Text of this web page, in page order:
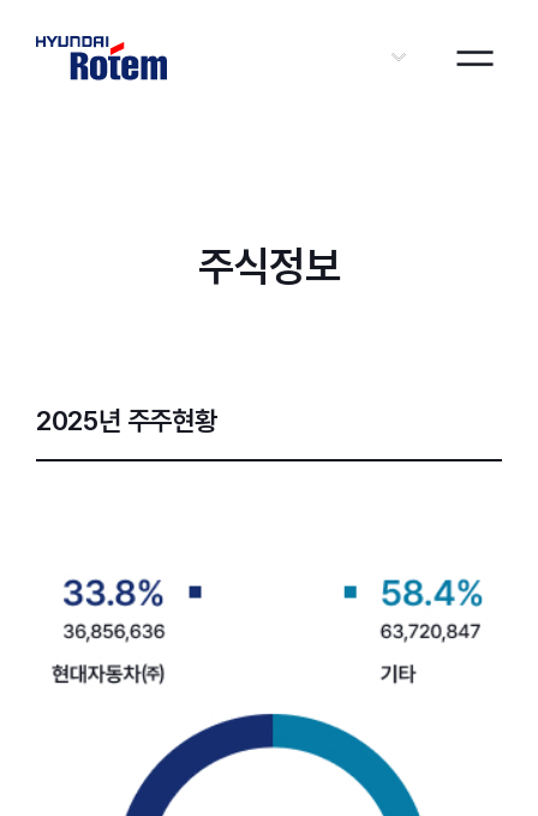
주식정보
2025년 주주현황